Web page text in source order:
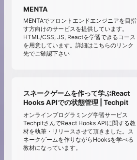
MENTA
MENTAでフロントエンドエンジニアを目指
す方向けのサービスを提供しています。
HTML/CSS, JS, Reactを学習できるコース
を用意しています。詳細はこちらのリンク
先でご確認下さい
スネークゲームを作って学ぶReact
Hooks APIでの状態管理 | Techpit
オンラインプログラミング学習サービス
TechpitさんでReact Hooks APIに関する教
材を執筆・リリースさせて頂きました。ス
ネークゲームを作りながらHooksを学べる
教材になっています。